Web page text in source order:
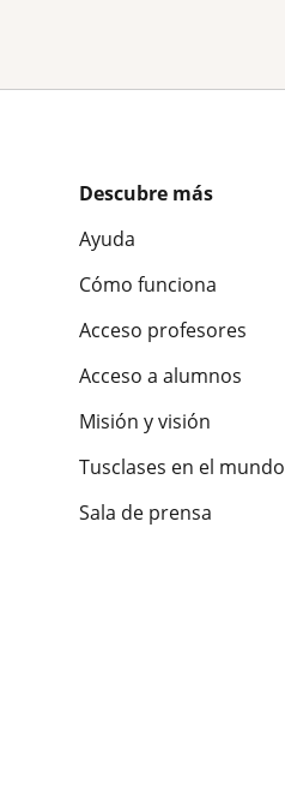
Descubre más
Ayuda
Cómo funciona
Acceso profesores
Acceso a alumnos
Misión y visión
Tusclases en el mundo
Sala de prensa